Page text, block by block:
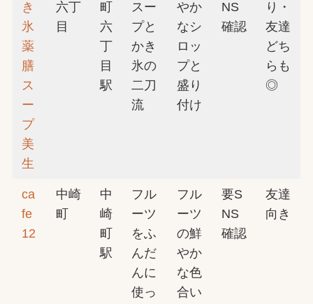
き
氷
薬
膳
ス
ー
プ
美
生
六丁
目
町
六
丁
目
駅
スー
プと
かき
氷の
二刀
流
やか
なシ
ロッ
プと
盛り
付け
NS
確認
り・
友達
どち
らも
◎
ca
fe
12
中崎
町
中
崎
町
駅
フル
ーツ
をふ
んだ
んに
使っ
フル
ーツ
の鮮
やか
な色
合い
要S
NS
確認
友達
向き